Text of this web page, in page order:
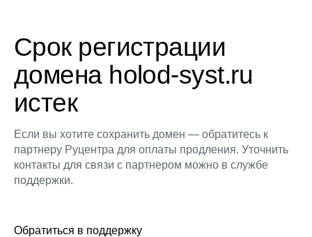
Срок регистрации
домена holod-syst.ru
истек
Если вы хотите сохранить домен — обратитесь к
партнеру Руцентра для оплаты продления. Уточнить
контакты для связи с партнером можно в службе
поддержки.
Обратиться в поддержку